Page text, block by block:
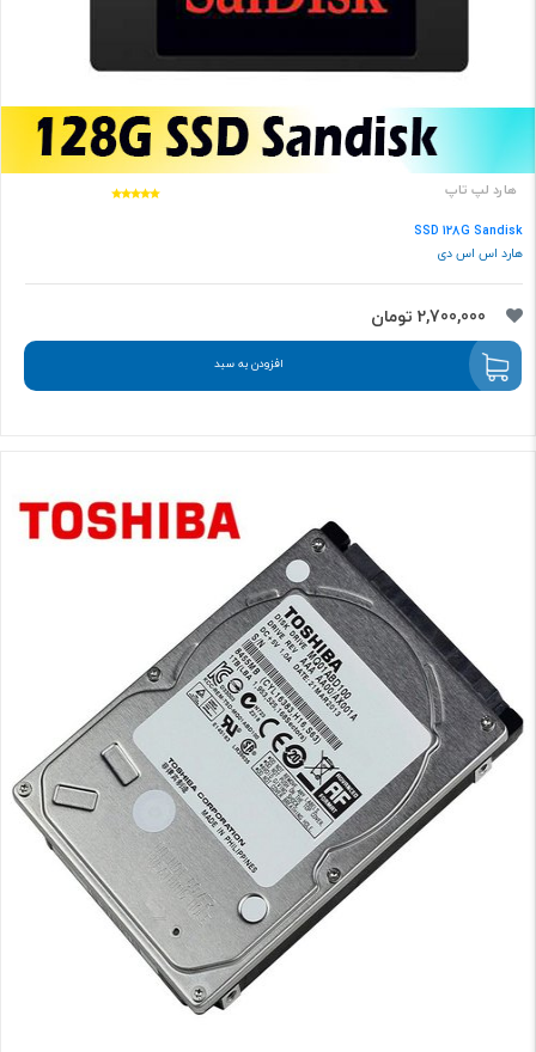
هارد لپ تاپ
SSD 128G Sandisk
هارد اس اس دی
2,700,000 تومان
افزودن به سبد